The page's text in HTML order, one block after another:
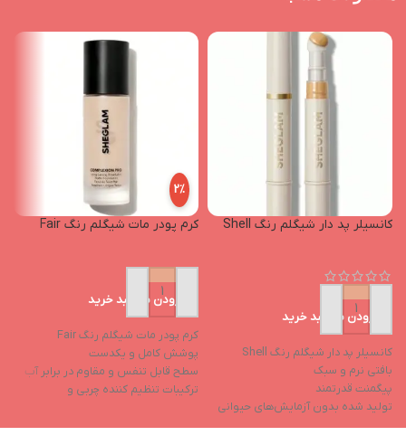
کانسیلر پد دار شیگلم رنگ Shell
افزودن به سبد خرید
کانسیلر پد دار شیگلم رنگ Shell
بافتی نرم و سبک
پیگمنت قدرتمند
تولید شده بدون آزمایش‌های حیوانی
خواص مرطوب‌کننده
2%
کرم پودر مات شیگلم رنگ Fair
افزودن به سبد خرید
کرم پودر مات شیگلم رنگ Fair
پوشش کامل و یکدست
سطح قابل تنفس و مقاوم در برابر آب
ترکیبات تنظیم کننده چربی و
بدون عطر و مواد حساسیت‌زا